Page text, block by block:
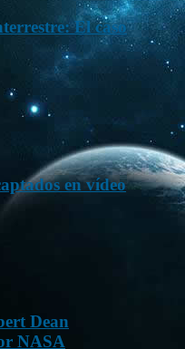
El caso
en vídeo
Dean
NASA